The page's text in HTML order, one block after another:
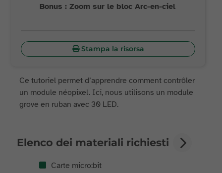
Bonus : Zoom sur le bloc Arc-en-ciel
Stampa la risorsa
Ce tutoriel permet d’apprendre comment contrôler
un module néopixel. Ici, nous utilisons un module
grove en ruban avec 30 LED.
Elenco dei materiali richiesti
Carte micro:bit